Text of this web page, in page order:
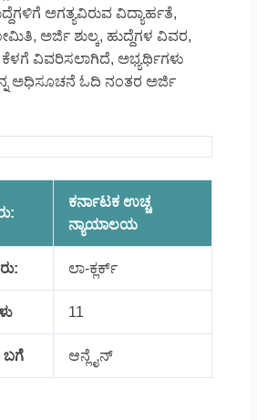
ಅಗತ್ಯವಿರುವ ವಿದ್ಯಾರ್ಹತೆ,
ಅರ್ಜಿ ಶುಲ್ಕ, ಹುದ್ದೆಗಳ ವಿವರ,
ವಿವರಿಸಲಾಗಿದೆ, ಅಭ್ಯರ್ಥಿಗಳು
ಅಧಿಸೂಚನೆ ಓದಿ ನಂತರ ಅರ್ಜಿ
ಕರ್ನಾಟಕ ಉಚ್ಚ
ನ್ಯಾಯಾಲಯ
ಲಾ-ಕ್ಲರ್ಕ್
11
ಬಗೆ ಆನ್ಲೈನ್